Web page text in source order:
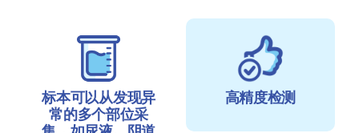
标本可以从发现异
常的多个部位采
高精度检测